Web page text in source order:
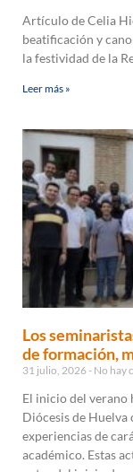
Artículo de Celia
beatificación y
la festividad de la
Leer más »
Los
de formación,
31 julio, 2026 No hay
El inicio del verano
Diócesis de
experiencias de
académico. Estas